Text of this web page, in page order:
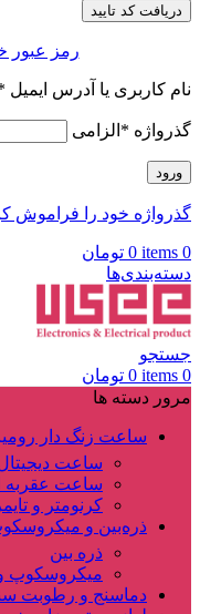
دریافت کد تایید
رمز عبور
نام کاربری یا آدرس ایمیل
گذرواژه * الزامی
ورود
گذرواژه خود را فراموش
0
items
0 تومان
دسته‌بندی‌ها
جستجو
0
items
0 تومان
مرور دسته ها
ساعت زنگ دار
ساعت
ساعت عقربه
کرنومتر و تایمر
ذره‌بین و
ذره بین
میکروسکوپ
دماسنج و رطوبت